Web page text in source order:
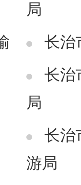
局
长治
长治
局
长治
游局